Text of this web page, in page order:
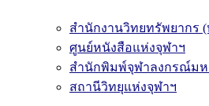
สำนักงานวิทยทรัพยากร
ศูนย์หนังสือแห่งจุฬาฯ
สำนักพิมพ์จุฬาลงกรณ์มห
สถานีวิทยุแห่งจุฬาฯ